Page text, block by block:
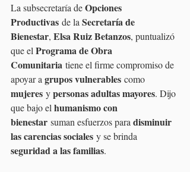
La subsecretaría de Opciones
Productivas de la Secretaría de
Bienestar, Elsa Ruiz Betanzos, puntualizó
que el Programa de Obra
Comunitaria tiene el firme compromiso de
apoyar a grupos vulnerables como
mujeres y personas adultas mayores. Dijo
que bajo el humanismo con
bienestar suman esfuerzos para disminuir
las carencias sociales y se brinda
seguridad a las familias.